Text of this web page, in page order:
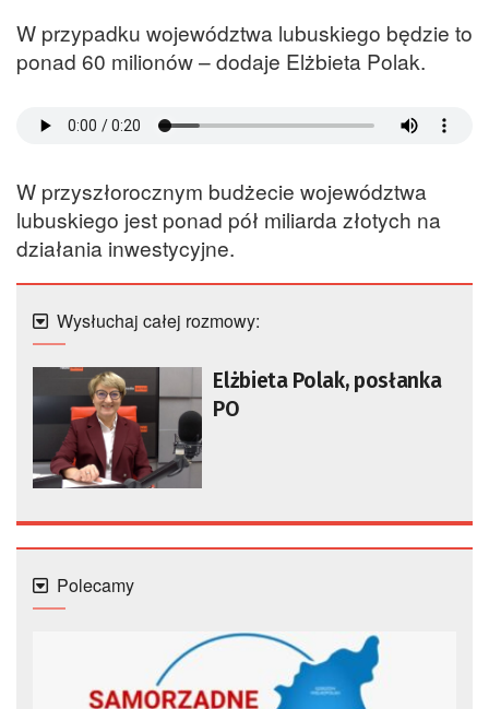
W przypadku województwa lubuskiego będzie to
ponad 60 milionów – dodaje Elżbieta Polak.
W przyszłorocznym budżecie województwa
lubuskiego jest ponad pół miliarda złotych na
działania inwestycyjne.
Wysłuchaj całej rozmowy:
Elżbieta Polak, posłanka
PO
Polecamy